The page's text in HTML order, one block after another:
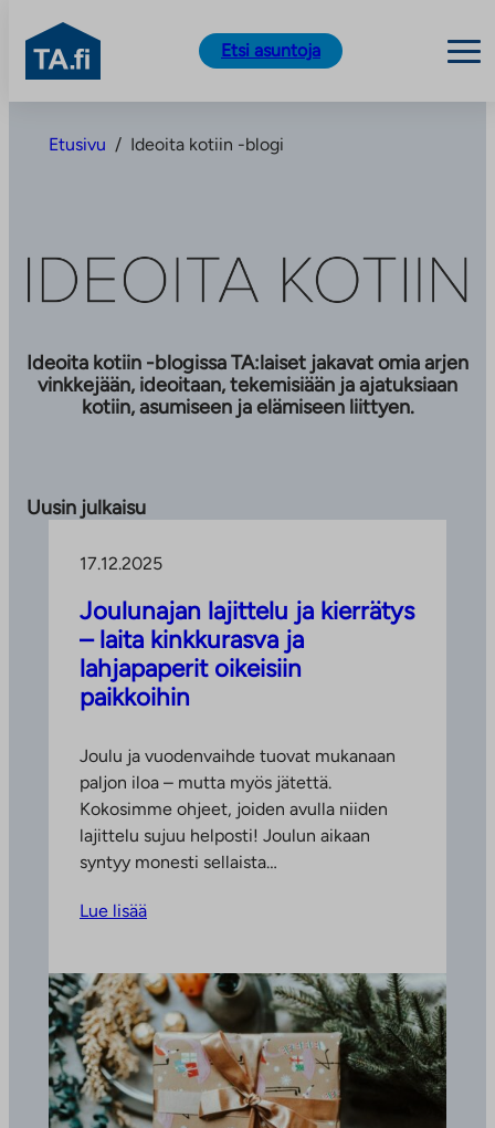
sisältöön
TA.fi
Etsi asuntoja
Etusivu / Ideoita kotiin -blogi
Ideoita kotiin -blogissa TA:laiset jakavat omia arjen
vinkkejään, ideoitaan, tekemisiään ja ajatuksiaan
kotiin, asumiseen ja elämiseen liittyen.
Uusin julkaisu
17.12.2025
Joulunajan lajittelu ja kierrätys
– laita kinkkurasva ja
lahjapaperit oikeisiin
paikkoihin
Joulu ja vuodenvaihde tuovat mukanaan
paljon iloa – mutta myös jätettä.
Kokosimme ohjeet, joiden avulla niiden
lajittelu sujuu helposti! Joulun aikaan
syntyy monesti sellaista…
Lue lisää